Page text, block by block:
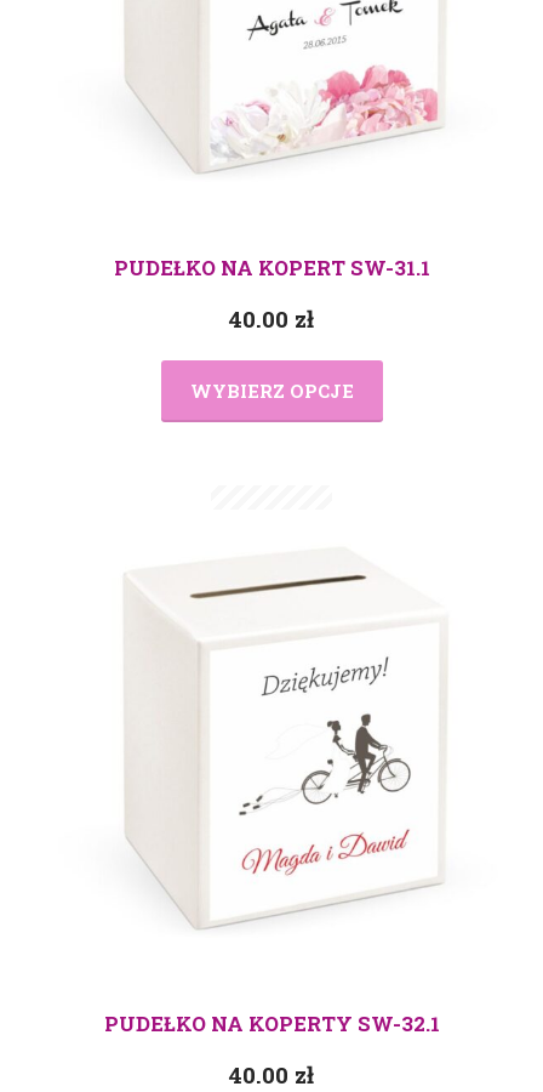
PUDEŁKO NA KOPERT SW-31.1
40.00 zł
WYBIERZ OPCJE
PUDEŁKO NA KOPERTY SW-32.1
40.00 zł